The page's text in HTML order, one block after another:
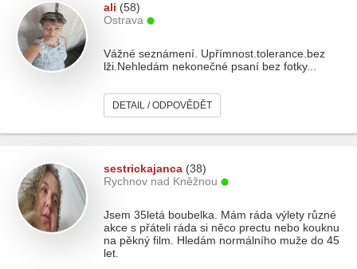
ali (58)
Ostrava
Vážné seznámení. Upřímnost.tolerance.bez
lži.Nehledám nekonečné psaní bez fotky...
DETAIL / ODPOVĚDĚT
sestrickajanca (38)
Rychnov nad Kněžnou
Jsem 35letá boubelka. Mám ráda výlety různé
akce s přáteli ráda si něco prectu nebo kouknu
na pěkný film. Hledám normálního muže do 45
let.